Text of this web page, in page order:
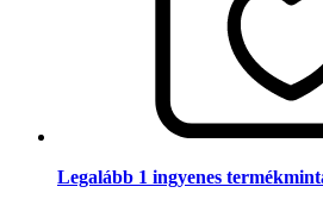
Legalább 1 ingyenes